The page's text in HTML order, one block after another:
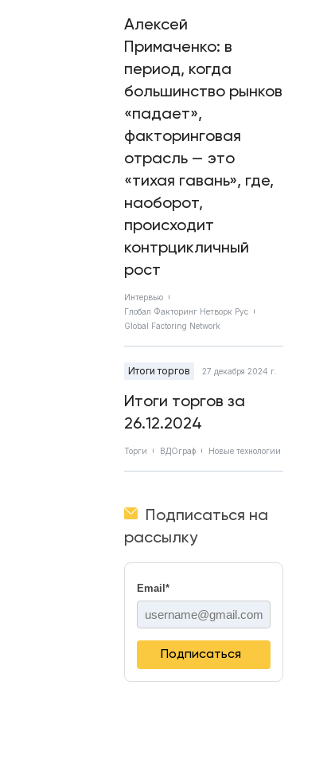
Алексей
Примаченко: в
период, когда
большинство рынков
«падает»,
факторинговая
отрасль — это
«тихая гавань», где,
наоборот,
происходит
контрцикличный
рост
Интервью
Глобал Факторинг Нетворк Рус
Global Factoring Network
Итоги торгов 27 декабря 2024 г.
Итоги торгов за
26.12.2024
Торги ВДОграф Новые технологии
Подписаться на
рассылку
Email *
Подписаться